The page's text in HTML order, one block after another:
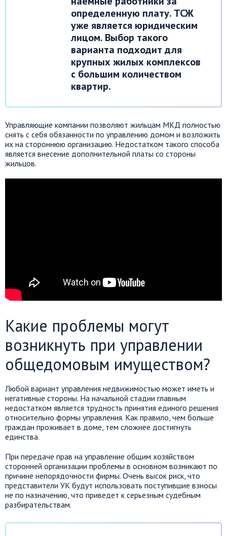
определенную плату. ТСЖ
уже является юридическим
лицом. Выбор такого
варианта подходит для
крупных жилых комплексов
с большим количеством
квартир.
Управляющие компании позволяют жильцам МКД полностью
снять с себя обязанности по управлению домом и возложить
их на стороннюю организацию. Недостатком такого способа
является внесение дополнительной платы со стороны
жильцов.
Какие проблемы могут
возникнуть при управлении
общедомовым имуществом?
Любой вариант управления недвижимостью может иметь и
негативные стороны. На начальной стадии главным
недостатком является трудность принятия единого решения
относительно формы управления. Как правило, чем больше
граждан проживает в доме, тем сложнее достигнуть
единства.
При передаче прав на управление общим хозяйством
сторонней организации проблемы в основном возникают по
причине непорядочности фирмы. Очень высок риск, что
представители УК будут использовать поступившие взносы
не по назначению, что приведет к серьезным судебным
разбирательствам.